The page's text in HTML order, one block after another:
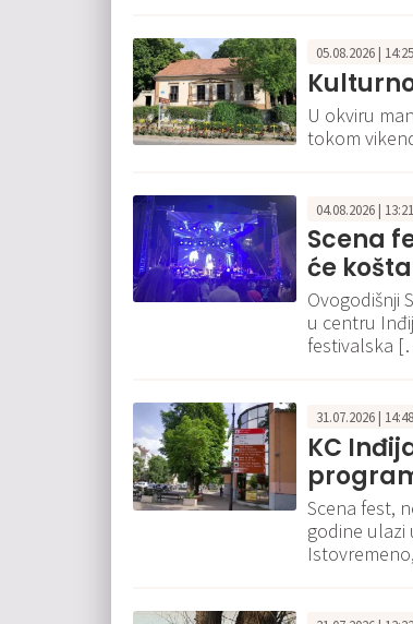
05.08.2026 |
U okviru
tokom
04.08.2026 |
Scena
će
Ovogodišnji
u centru
festivalska
31.07.2026 |
KC
Scena fest,
godine ulazi